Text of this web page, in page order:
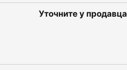
Уточните у продавца